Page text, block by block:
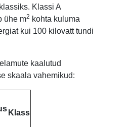
Klassi A
ühe m2 kohta kuluma
kui 100 kilovatt tundi
kaalutud
skaala vahemikud:
Klass